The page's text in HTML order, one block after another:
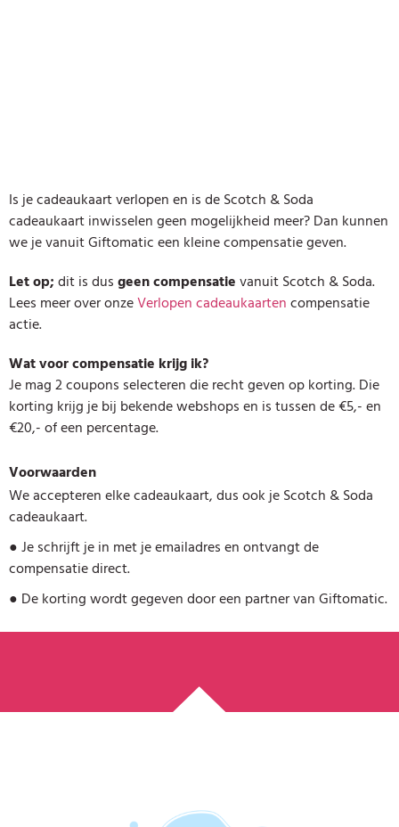
Is je cadeaukaart verlopen en is de Scotch & Soda
cadeaukaart inwisselen geen mogelijkheid meer? Dan kunnen
we je vanuit Giftomatic een kleine compensatie geven.
Let op;dit is dusgeen compensatievanuit Scotch & Soda.
Lees meer over onzeVerlopen cadeaukaartencompensatie
actie.
Wat voor compensatie krijg ik?
Je mag 2 coupons selecteren die recht geven op korting. Die
korting krijg je bij bekende webshops en is tussen de €5,- en
€20,- of een percentage.
Voorwaarden
We accepteren elke cadeaukaart, dus ook je Scotch & Soda
cadeaukaart.
●Je schrijft je in met je emailadres en ontvangt de
compensatie direct.
● De korting wordt gegeven door een partner van Giftomatic.